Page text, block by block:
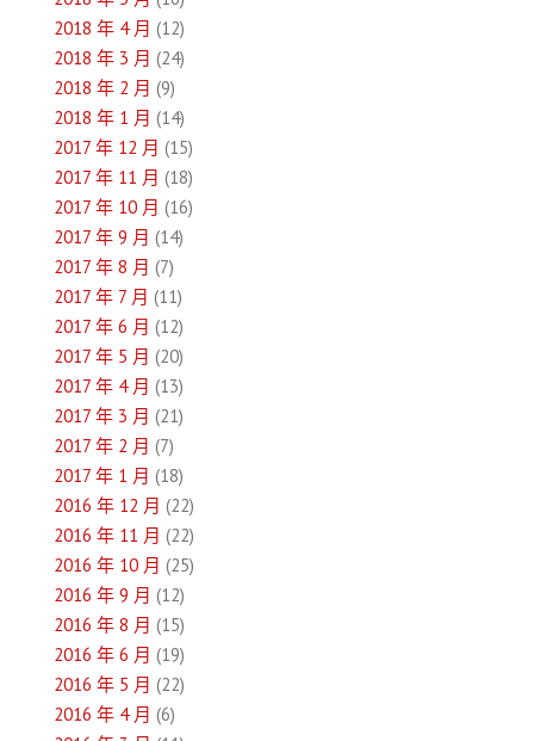
2018 年 4 月 (12)
2018 年 3 月 (24)
2018 年 2 月 (9)
2018 年 1 月 (14)
2017 年 12 月 (15)
2017 年 11 月 (18)
2017 年 10 月 (16)
2017 年 9 月 (14)
2017 年 8 月 (7)
2017 年 7 月 (11)
2017 年 6 月 (12)
2017 年 5 月 (20)
2017 年 4 月 (13)
2017 年 3 月 (21)
2017 年 2 月 (7)
2017 年 1 月 (18)
2016 年 12 月 (22)
2016 年 11 月 (22)
2016 年 10 月 (25)
2016 年 9 月 (12)
2016 年 8 月 (15)
2016 年 6 月 (19)
2016 年 5 月 (22)
2016 年 4 月 (6)